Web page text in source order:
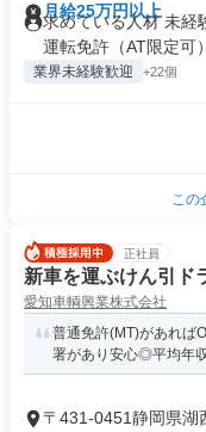
月給25万円以上
求めている人材 未経
運転免許（AT限定可
業界未経験歓迎 +22個
この
正社員
新車を運ぶけん引ド
愛知車輌興業株式会社
普通免許(MT)があれば
署があり安心◎平均年
〒431-0451静岡県湖